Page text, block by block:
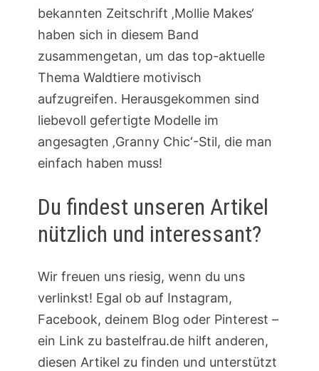
bekannten Zeitschrift ‚Mollie Makes‘
haben sich in diesem Band
zusammengetan, um das top-aktuelle
Thema Waldtiere motivisch
aufzugreifen. Herausgekommen sind
liebevoll gefertigte Modelle im
angesagten ‚Granny Chic‘-Stil, die man
einfach haben muss!
Du findest unseren Artikel
nützlich und interessant?
Wir freuen uns riesig, wenn du uns
verlinkst! Egal ob auf Instagram,
Facebook, deinem Blog oder Pinterest –
ein Link zu bastelfrau.de hilft anderen,
diesen Artikel zu finden und unterstützt